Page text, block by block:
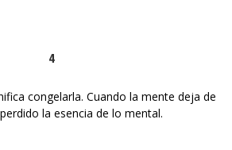
4
congelarla. Cuando la mente deja de
la esencia de lo mental.